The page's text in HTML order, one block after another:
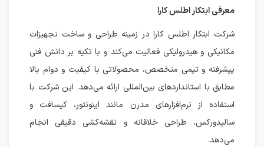
معرفی ابتکار اطلس کارا
شرکت ابتکار اطلس کارا در زمینه طراحی و ساخت تجهیزات
مکانیکی و هیدرولیکی فعالیت می‌کند و با تکیه بر دانش فنی
پیشرفته و تیمی متخصص، محصولاتی با کیفیت و دوام بالا
مطابق با استانداردهای بین‌المللی ارائه می‌دهد. این شرکت با
استفاده از نرم‌افزارهای مدرن مانند اینونتور، کیسافت و
سالیدورکس، طراحی خلاقانه و نقشه‌کشی دقیقی انجام
می‌دهد.